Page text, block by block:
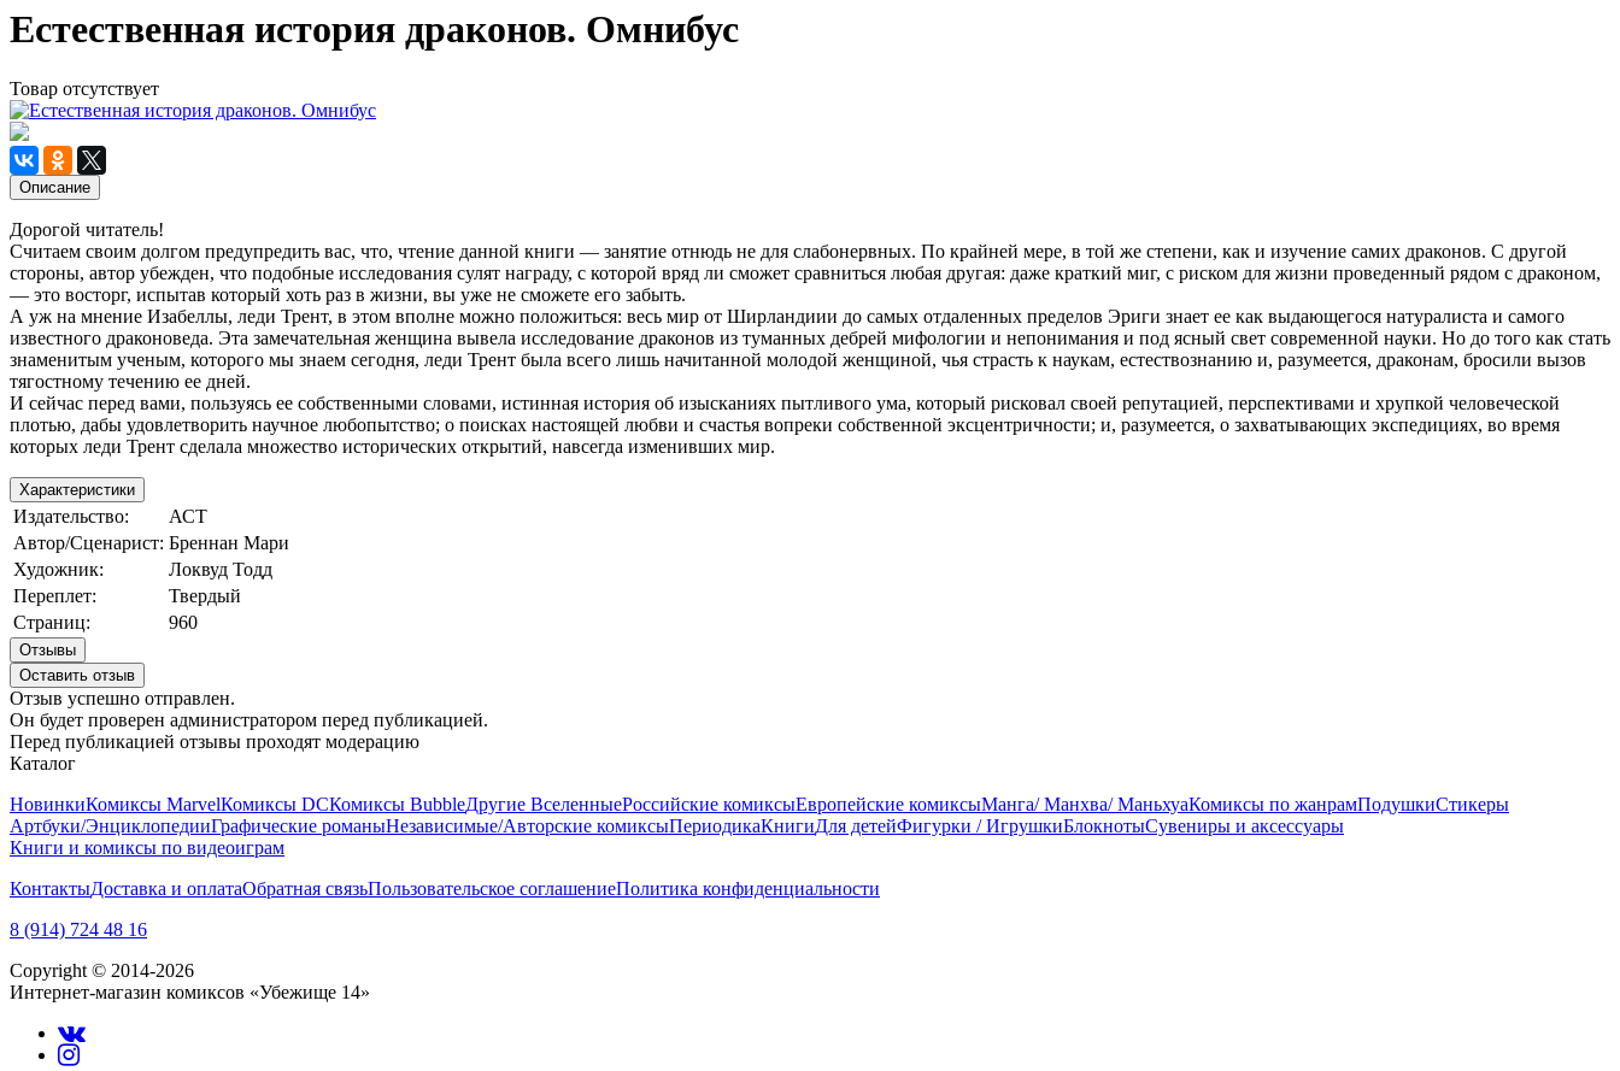
Естественная история драконов. Омнибус
Товар отсутствует
Описание
Дорогой читатель!
Считаем своим долгом предупредить вас, что, чтение данной книги — занятие отнюдь не для слабонервных. По крайней мере, в той же степени, как и изучение самих драконов. С другой
стороны, автор убежден, что подобные исследования сулят награду, с которой вряд ли сможет сравниться любая другая: даже краткий миг, с риском для жизни проведенный рядом с драконом,
— это восторг, испытав который хоть раз в жизни, вы уже не сможете его забыть.
А уж на мнение Изабеллы, леди Трент, в этом вполне можно положиться: весь мир от Ширландиии до самых отдаленных пределов Эриги знает ее как выдающегося натуралиста и самого
известного драконоведа. Эта замечательная женщина вывела исследование драконов из туманных дебрей мифологии и непонимания и под ясный свет современной науки. Но до того как стать
знаменитым ученым, которого мы знаем сегодня, леди Трент была всего лишь начитанной молодой женщиной, чья страсть к наукам, естествознанию и, разумеется, драконам, бросили вызов
тягостному течению ее дней.
И сейчас перед вами, пользуясь ее собственными словами, истинная история об изысканиях пытливого ума, который рисковал своей репутацией, перспективами и хрупкой человеческой
плотью, дабы удовлетворить научное любопытство; о поисках настоящей любви и счастья вопреки собственной эксцентричности; и, разумеется, о захватывающих экспедициях, во время
которых леди Трент сделала множество исторических открытий, навсегда изменивших мир.
Характеристики
Издательство:
АСТ
Автор/Сценарист: Бреннан Мари
Художник:
Локвуд Тодд
Переплет:
Твердый
Страниц:
960
Отзывы
Оставить отзыв
Отзыв успешно отправлен.
Он будет проверен администратором перед публикацией.
Перед публикацией отзывы проходят модерацию
Каталог
НовинкиКомиксы MarvelКомиксы DCКомиксы BubbleДругие ВселенныеРоссийские комиксыЕвропейские комиксыМанга/ Манхва/ МаньхуаКомиксы по жанрамПодушкиСтикеры
Артбуки/ЭнциклопедииГрафические романыНезависимые/Авторские комиксыПериодикаКнигиДля детейФигурки / ИгрушкиБлокнотыСувениры и аксессуары
Книги и комиксы по видеоиграм
КонтактыДоставка и оплатаОбратная связьПользовательское соглашениеПолитика конфиденциальности
8 (914) 724 48 16
Copyright © 2014-2026
Интернет-магазин комиксов «Убежище 14»